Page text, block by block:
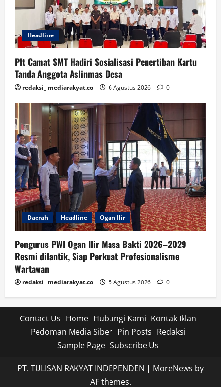
Headline
Plt Camat SMT Hadiri Sosialisasi Penertiban Kartu
Tanda Anggota Aslinmas Desa
redaksi_ mediarakyat.co 6 Agustus 2026 0
Daerah Headline Ogan Ilir
Pengurus PWI Ogan Ilir Masa Bakti 2026–2029
Resmi dilantik, Siap Perkuat Profesionalisme
Wartawan
redaksi_ mediarakyat.co 5 Agustus 2026 0
Contact Us Home Hubungi Kami Kontak Iklan
Pedoman Media Siber Pin Posts Redaksi
Sample Page Subscribe Us
PT. TULISAN RAKYAT INDEPENDEN | MoreNews by
AF themes.